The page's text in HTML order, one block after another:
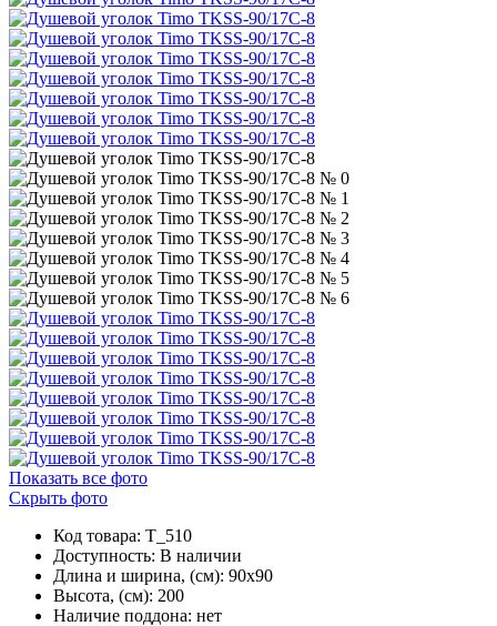
Показать все фото
Скрыть фото
Код товара: T_510
Доступность: В наличии
Длина и ширина, (см): 90x90
Высота, (см): 200
Наличие поддона: нет